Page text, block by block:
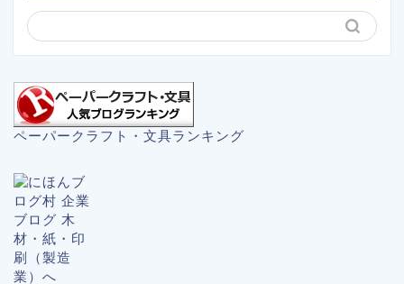
ペーパークラフト・文具ランキング